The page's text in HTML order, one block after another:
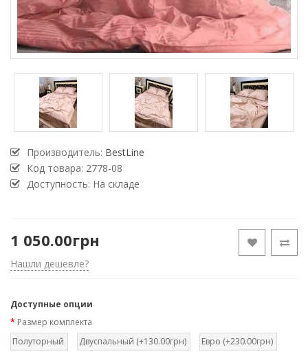
Производитель: BestLine
Код товара: 2778-08
Доступность: На складе
1 050.00грн
Нашли дешевле?
Доступные опции
Размер комплекта
Полуторный
Двуспальный (+130.00грн) Евро (+230.00грн)